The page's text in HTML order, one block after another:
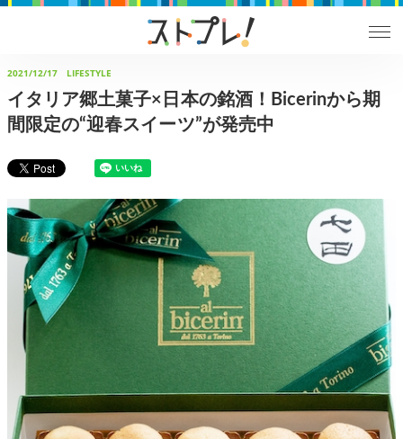
2021/12/17 LIFESTYLE
イタリア郷土菓子×日本の銘酒！Bicerinから期
間限定の“迎春スイーツ”が発売中